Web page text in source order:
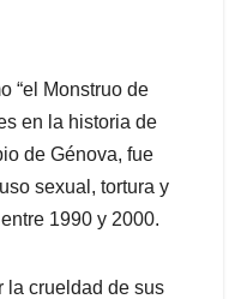
“el Monstruo de
en la historia de
de Génova, fue
sexual, tortura y
1990 y 2000.
la crueldad de sus